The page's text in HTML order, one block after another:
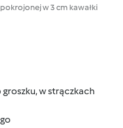
w 3 cm kawałki
groszku, w strączkach